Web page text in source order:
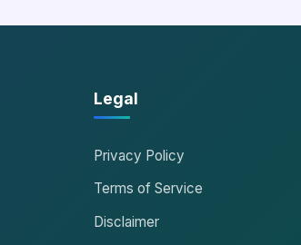
Legal
Privacy Policy
Terms of Service
Disclaimer